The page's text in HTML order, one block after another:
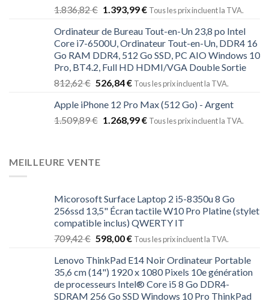
1.836,82€ 1.393,99€ Tous les prix incluent la TVA.
Ordinateur de Bureau Tout-en-Un 23,8 po Intel
Core i7-6500U, Ordinateur Tout-en-Un, DDR4 16
Go RAM DDR4, 512 Go SSD, PC AIO Windows 10
Pro, BT4.2, Full HD HDMI/VGA Double Sortie
812,62€ 526,84€ Tous les prix incluent la TVA.
Apple iPhone 12 Pro Max (512 Go) - Argent
1.509,89€ 1.268,99€ Tous les prix incluent la TVA.
MEILLEURE VENTE
Micorosoft Surface Laptop 2 i5-8350u 8 Go
256ssd 13,5" Écran tactile W10 Pro Platine (stylet
compatible inclus) QWERTY IT
709,42€ 598,00€ Tous les prix incluent la TVA.
Lenovo ThinkPad E14 Noir Ordinateur Portable
35,6 cm (14") 1920 x 1080 Pixels 10e génération
de processeurs Intel® Core i5 8 Go DDR4-
SDRAM 256 Go SSD Windows 10 Pro ThinkPad